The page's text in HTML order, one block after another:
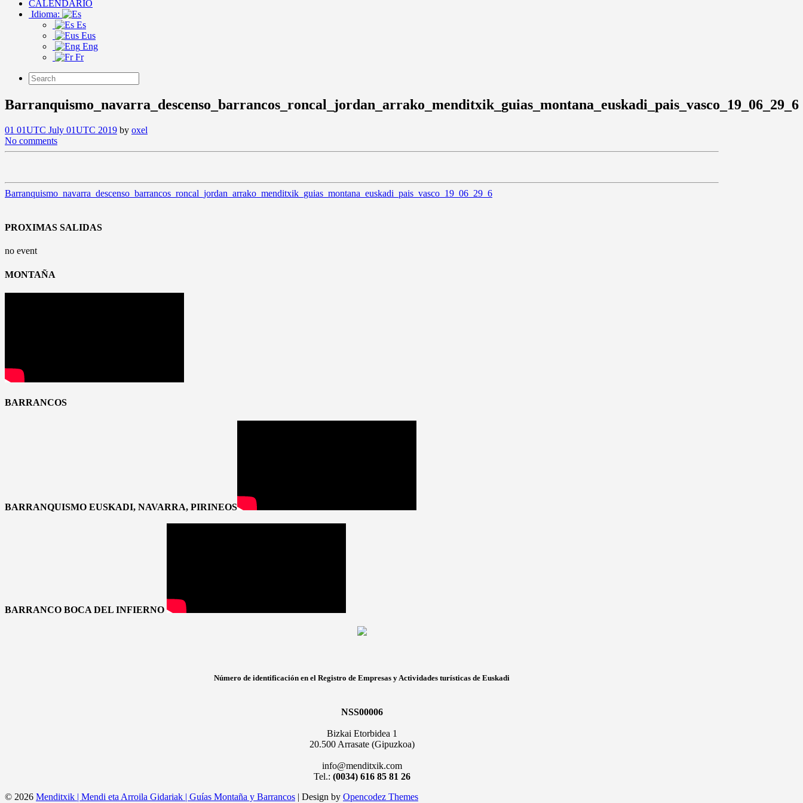
CALENDARIO
Idioma:
Es
Eus
Eng
Fr
Barranquismo_navarra_descenso_barrancos_roncal_jordan_arrako_menditxik_guias_montana_euskadi_pais_vasco_19_06_29_6
01 01UTC July 01UTC 2019 by oxel
No comments
Barranquismo_navarra_descenso_barrancos_roncal_jordan_arrako_menditxik_guias_montana_euskadi_pais_vasco_19_06_29_6
PROXIMAS SALIDAS
no event
MONTAÑA
BARRANCOS
BARRANQUISMO EUSKADI, NAVARRA, PIRINEOS
BARRANCO BOCA DEL INFIERNO
Número de identificación en el Registro de Empresas y Actividades turísticas de Euskadi
NSS00006
Bizkai Etorbidea 1
20.500 Arrasate (Gipuzkoa)
info@menditxik.com
Tel.: (0034) 616 85 81 26
© 2026 Menditxik | Mendi eta Arroila Gidariak | Guías Montaña y Barrancos | Design by Opencodez Themes